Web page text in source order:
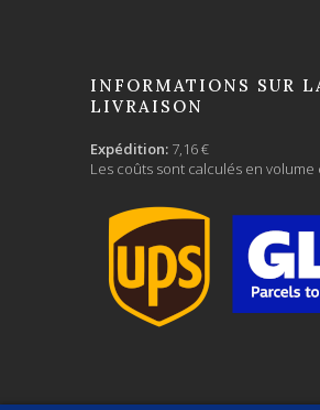
INFORMATIONS SUR
LIVRAISON
Expédition: 7,16 €
Les coûts sont calculés en volume